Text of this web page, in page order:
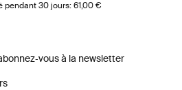
pendant 30 jours: 61,00 €
à la newsletter